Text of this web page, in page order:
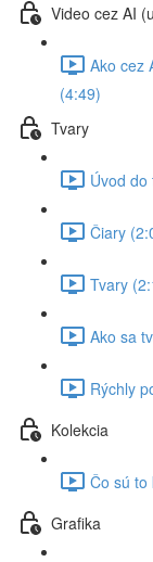
Video cez AI
Ako cez
(4:49)
Tvary
Úvod do
Čiary
Tvary
Ako sa
Rýchly
Kolekcia
Čo sú to
Grafika